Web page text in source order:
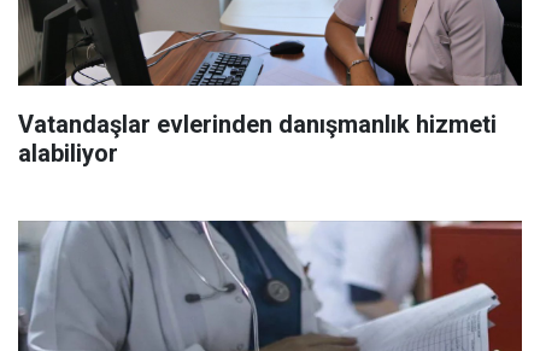
Vatandaşlar evlerinden danışmanlık hizmeti
alabiliyor